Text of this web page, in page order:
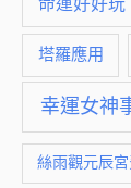
命運好好玩
塔羅應用
幸運女神
絲雨觀元辰宮